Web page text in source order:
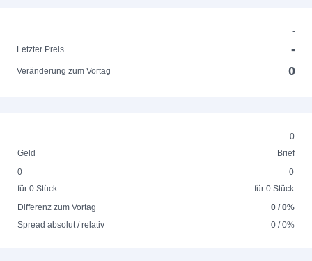
-
Letzter Preis
-
Veränderung zum Vortag 0
0
Geld
Brief
0
für 0 Stück
0
für 0 Stück
Differenz zum Vortag
0 / 0%
Spread absolut / relativ
0 / 0%